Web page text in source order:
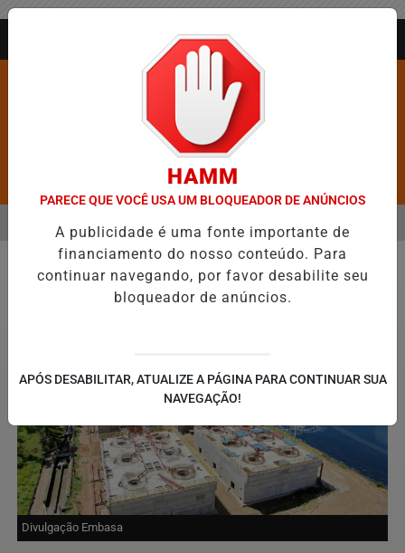
Pesquisar Notícia
É CONFIRMADA NO DIA DO EVANGÉLICO EM JEQUIÉ E REFORÇA
EM ALTA
MENU
Jequié
Divulgação Embasa
HAMM
PARECE QUE VOCÊ USA UM BLOQUEADOR DE ANÚNCIOS
A publicidade é uma fonte importante de
financiamento do nosso conteúdo. Para
continuar navegando, por favor desabilite seu
bloqueador de anúncios.
APÓS DESABILITAR, ATUALIZE A PÁGINA PARA CONTINUAR SUA
NAVEGAÇÃO!